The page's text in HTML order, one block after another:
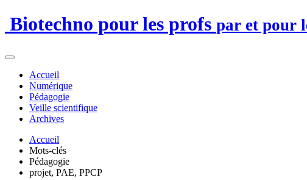
Biotechno pour les profs par et pour
Accueil
Numérique
Pédagogie
Veille scientifique
Archives
Accueil
Mots-clés
Pédagogie
projet, PAE, PPCP